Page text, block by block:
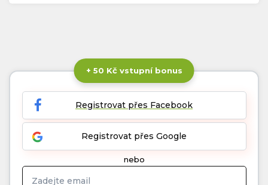
+ 50 Kč vstupní bonus
Registrovat přes Facebook
Registrovat přes Google
nebo